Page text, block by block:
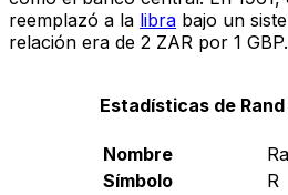
reemplazó a la libra bajo un
relación era de 2 ZAR por 1 GBP.
Estadísticas de
Nombre
Símbolo
R